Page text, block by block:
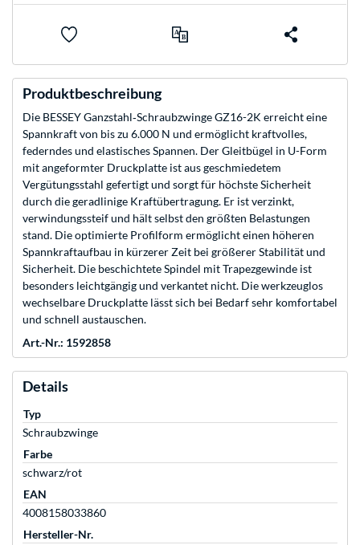
Produktbeschreibung
Die BESSEY Ganzstahl‑Schraubzwinge GZ16-2K erreicht eine
Spannkraft von bis zu 6.000 N und ermöglicht kraftvolles,
federndes und elastisches Spannen. Der Gleitbügel in U-Form
mit angeformter Druckplatte ist aus geschmiedetem
Vergütungsstahl gefertigt und sorgt für höchste Sicherheit
durch die geradlinige Kraftübertragung. Er ist verzinkt,
verwindungssteif und hält selbst den größten Belastungen
stand. Die optimierte Profilform ermöglicht einen höheren
Spannkraftaufbau in kürzerer Zeit bei größerer Stabilität und
Sicherheit. Die beschichtete Spindel mit Trapezgewinde ist
besonders leichtgängig und verkantet nicht. Die werkzeuglos
wechselbare Druckplatte lässt sich bei Bedarf sehr komfortabel
und schnell austauschen.
Art.-Nr.: 1592858
Details
Typ
Schraubzwinge
Farbe
schwarz/rot
EAN
4008158033860
Hersteller-Nr.